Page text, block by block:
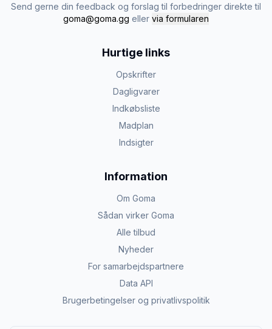
Send gerne din feedback og forslag til forbedringer direkte til
goma@goma.gg eller via formularen
Hurtige links
Opskrifter
Dagligvarer
Indkøbsliste
Madplan
Indsigter
Information
Om Goma
Sådan virker Goma
Alle tilbud
Nyheder
For samarbejdspartnere
Data API
Brugerbetingelser og privatlivspolitik